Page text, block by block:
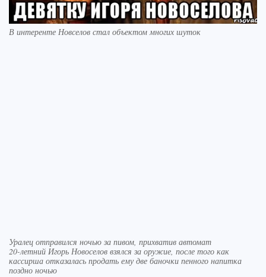
В интеренте Новселов стал объектом многих шуток
Уралец отправился ночью за пивом, прихватив автомат
20-летний Игорь Новоселов взялся за оружие, после того как
кассирша отказалась продать ему две баночки пенного напитка
поздно ночью